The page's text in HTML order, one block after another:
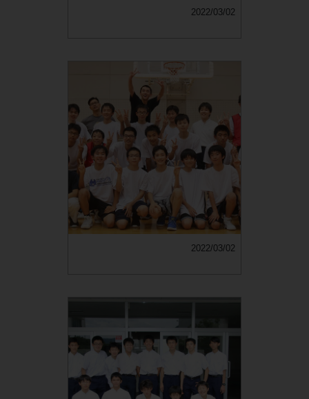
2022/03/02
2022/03/02